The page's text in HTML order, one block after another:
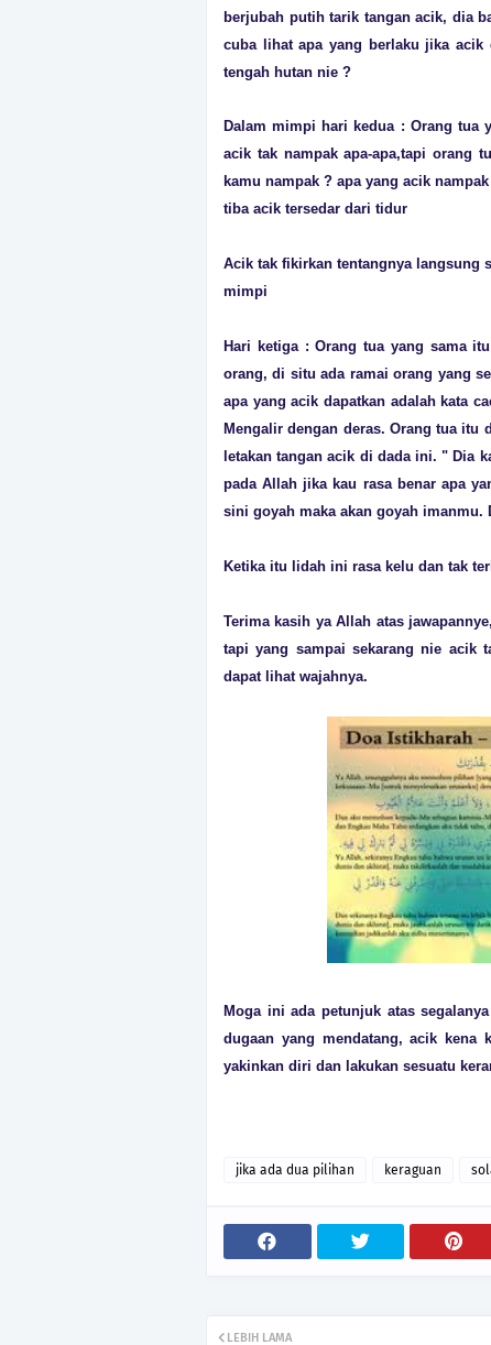
berjubah putih tarik tangan acik, dia
cuba lihat apa yang berlaku jika
tengah hutan nie ?
Dalam mimpi hari kedua : Orang tua
acik tak nampak apa-apa,tapi orang
kamu nampak ? apa yang acik
tiba acik tersedar dari tidur
Acik tak fikirkan tentangnya langsung
mimpi
Hari ketiga : Orang tua yang sama
orang, di situ ada ramai orang yang
apa yang acik dapatkan adalah kata
Mengalir dengan deras. Orang tua itu
letakan tangan acik di dada ini. " Dia
pada Allah jika kau rasa benar apa
sini goyah maka akan goyah imanmu.
Ketika itu lidah ini rasa kelu dan tak
Terima kasih ya Allah atas
tapi yang sampai sekarang nie acik
dapat lihat wajahnya.
Moga ini ada petunjuk atas
dugaan yang mendatang, acik kena
yakinkan diri dan lakukan sesuatu
jika ada dua pilihan keraguan
LEBIH LAMA